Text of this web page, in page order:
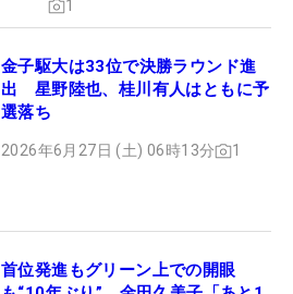
1
金子駆大は33位で決勝ラウンド進
出 星野陸也、桂川有人はともに予
選落ち
2026年6月27日 (土) 06時13分 1
首位発進もグリーン上での開眼